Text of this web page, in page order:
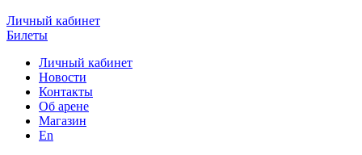
Личный кабинет
Билеты
Личный кабинет
Новости
Контакты
Об арене
Магазин
En